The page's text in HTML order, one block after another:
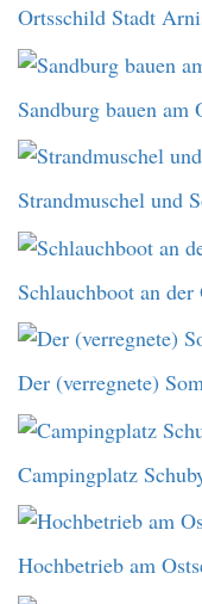
Ortsschild Stadt
Sandburg bauen am
Strandmuschel und
Schlauchboot an der
Der (verregnete)
Campingplatz
Hochbetrieb am